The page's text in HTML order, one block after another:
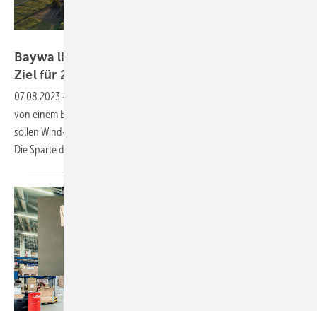
Baywa liefert solide Zahlen und bestätigt EBIT-
Ziel für 2023
07.08.2023 -
von einem EBIT zwischen 320 und 370 Millionen Euro aus. 2023
sollen Wind- und Solarprojekte mit 500 Megawatt verkauft werden.
Die Sparte der Ökoenergien liefert insgesamt wieder gute